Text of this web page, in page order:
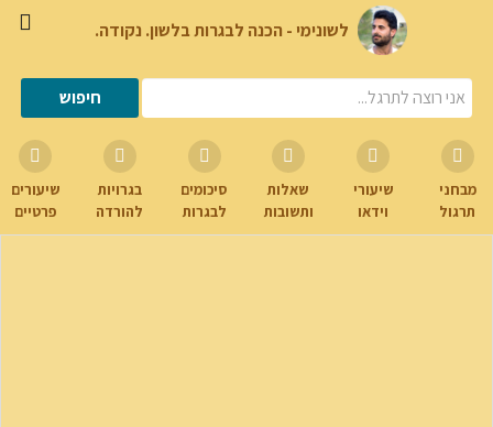
לשונימי - הכנה לבגרות בלשון. נקודה.
מבחני
תרגול
שיעורי
וידאו
שאלות
ותשובות
סיכומים
לבגרות
בגרויות
להורדה
שיעורים
פרטיים